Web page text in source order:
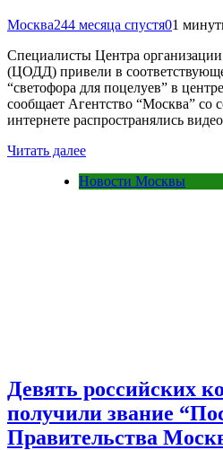
Москва244 месяца спустя01
Специалисты Центра
(ЦОДД) привели в
“светофора для поцелуев” в
сообщает Агентство “Москва” со
интернете распространялись
Читать далее
Новости Москвы
Девять российских
получили звание
Правительства